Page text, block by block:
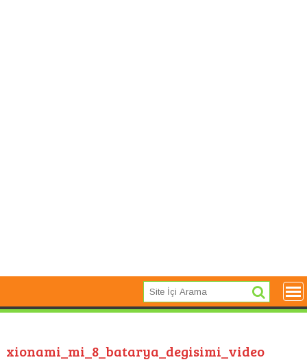
xionami_mi_8_batarya_degisimi_video